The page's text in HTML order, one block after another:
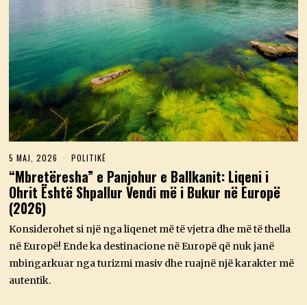
5 MAJ, 2026
A
J
,
0
2
6
POLITIKË
“Mbretëresha” e Panjohur e Ballkanit: Liqeni i
Ohrit Është Shpallur Vendi më i Bukur në Europë
(2026)
Konsiderohet si një nga liqenet më të vjetra dhe më të thella
në Europë! Ende ka destinacione në Europë që nuk janë
mbingarkuar nga turizmi masiv dhe ruajnë një karakter më
autentik.